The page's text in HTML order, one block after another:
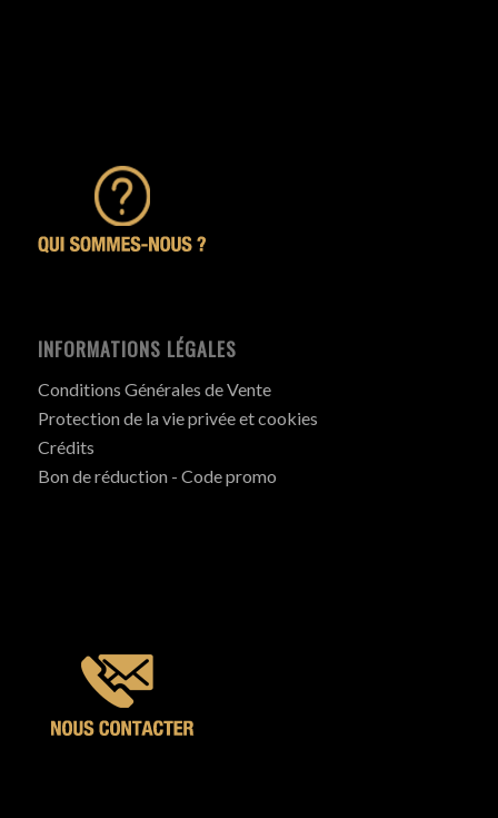
INFORMATIONS LÉGALES
Conditions Générales de Vente
Protection de la vie privée et cookies
Crédits
Bon de réduction - Code promo